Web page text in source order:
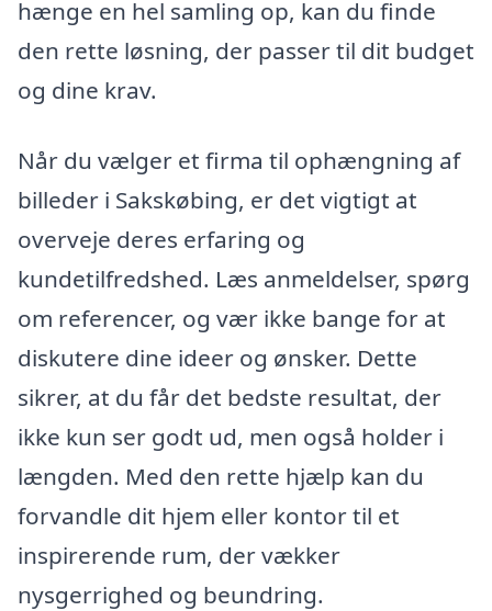
hænge en hel samling op, kan du finde
den rette løsning, der passer til dit budget
og dine krav.
Når du vælger et firma til ophængning af
billeder i Sakskøbing, er det vigtigt at
overveje deres erfaring og
kundetilfredshed. Læs anmeldelser, spørg
om referencer, og vær ikke bange for at
diskutere dine ideer og ønsker. Dette
sikrer, at du får det bedste resultat, der
ikke kun ser godt ud, men også holder i
længden. Med den rette hjælp kan du
forvandle dit hjem eller kontor til et
inspirerende rum, der vækker
nysgerrighed og beundring.